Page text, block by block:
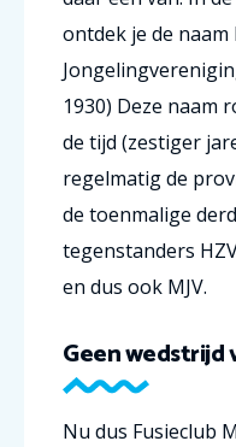
ontdek je de naam
1930) Deze
de tijd (zestiger
regelmatig de
de toenmalige
tegenstanders
en dus ook MJV.
Geen wedstrijd
Nu dus Fusieclub